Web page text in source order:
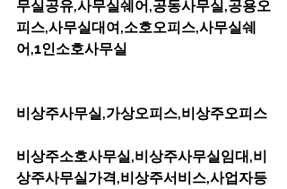
무실공유,사무실쉐어,공동사무실,공용오
피스,사무실대여,소호오피스,사무실쉐
어,1인소호사무실
비상주사무실,가상오피스,비상주오피스
비상주소호사무실,비상주사무실임대,비
상주사무실가격,비상주서비스,사업자등